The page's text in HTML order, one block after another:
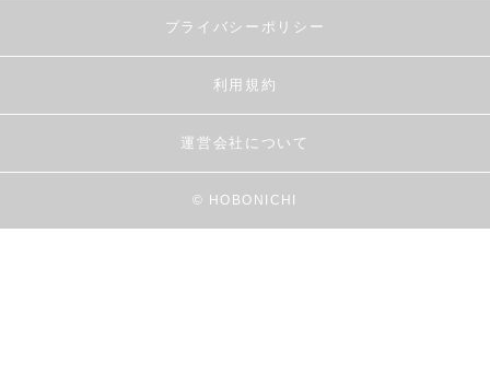
プライバシーポリシー
利用規約
運営会社について
© HOBONICHI